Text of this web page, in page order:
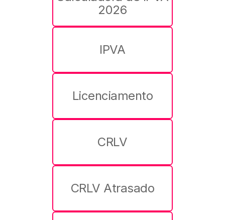
2026
IPVA
Licenciamento
CRLV
CRLV Atrasado